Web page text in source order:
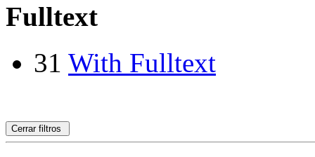
Fulltext
31 With Fulltext
Cerrar filtros